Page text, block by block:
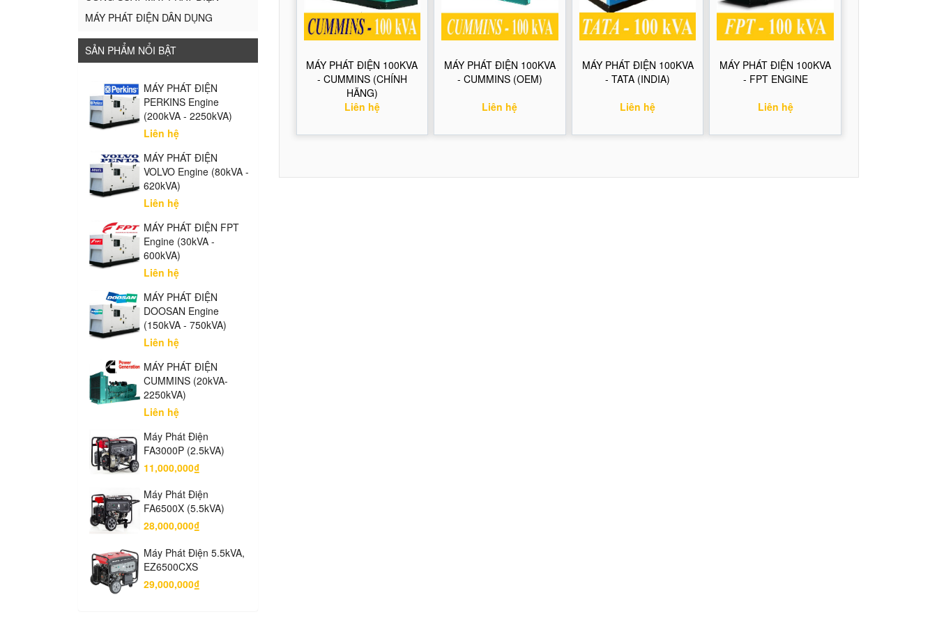
MÁY PHÁT ĐIỆN 100KVA
- CUMMINS (CHÍNH
HÃNG)
Liên hệ
MÁY PHÁT ĐIỆN 100KVA
- CUMMINS (OEM)
Liên hệ
MÁY PHÁT ĐIỆN 100KVA
- TATA (INDIA)
Liên hệ
MÁY PHÁT ĐIỆN 100KVA
- FPT ENGINE
Liên hệ
MÁY PHÁT ĐIỆN DÂN DỤNG
SẢN PHẨM NỔI BẬT
MÁY PHÁT ĐIỆN
PERKINS Engine
(200kVA - 2250kVA)
Liên hệ
MÁY PHÁT ĐIỆN
VOLVO Engine (80kVA -
620kVA)
Liên hệ
MÁY PHÁT ĐIỆN FPT
Engine (30kVA -
600kVA)
Liên hệ
MÁY PHÁT ĐIỆN
DOOSAN Engine
(150kVA - 750kVA)
Liên hệ
MÁY PHÁT ĐIỆN
CUMMINS (20kVA-
2250kVA)
Liên hệ
Máy Phát Điện
FA3000P (2.5kVA)
11,000,000₫
Máy Phát Điện
FA6500X (5.5kVA)
28,000,000₫
Máy Phát Điện 5.5kVA,
EZ6500CXS
29,000,000₫